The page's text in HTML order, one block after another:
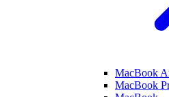
MacBook
MacBook